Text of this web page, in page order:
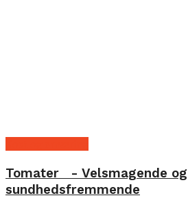
Tomater - Velsmagende og
sundhedsfremmende